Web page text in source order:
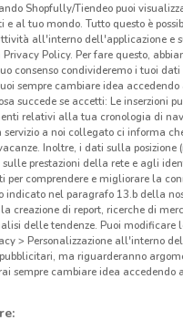
più tardi.
Shopfully/Tiendeo puoi
al tuo mondo. Tutto questo è
all'interno dell'applicazione e
Policy. Per fare questo,
consenso condivideremo i tuoi dati
sempre cambiare idea accedendo
succede se accetti: Le inserzioni
relativi alla tua cronologia di
a noi collegato ci informa
Inoltre, i dati sulla posizione
prestazioni della rete e agli
per comprendere e migliorare la
indicato nel paragrafo 13.b della
creazione di report, ricerche di
delle tendenze. Puoi modificare
> Personalizzazione all'interno
ma riguarderanno
sempre cambiare idea accedendo